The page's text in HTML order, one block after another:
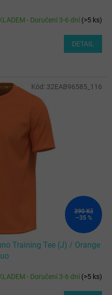
- Doručení 3-6 dní(>5 ks)
DETAIL
390 Kč
–35 %
Training Tee (J) / Orange
- Doručení 3-6 dní(>5 ks)
Kód: 32EAB96585_116